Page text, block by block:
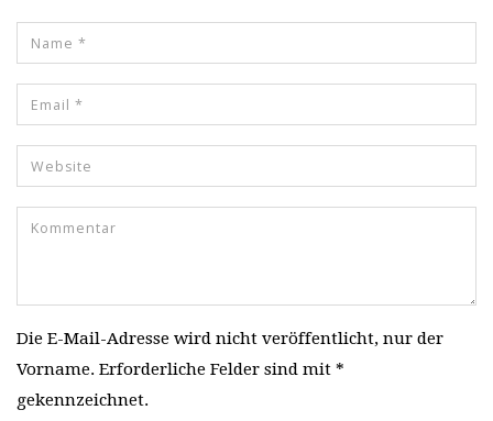
Die E-Mail-Adresse wird nicht veröffentlicht, nur der
Vorname. Erforderliche Felder sind mit *
gekennzeichnet.